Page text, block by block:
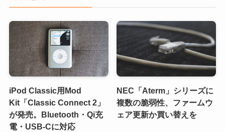
iPod Classic用Mod
Kit「Classic Connect 2」
が発売。Bluetooth・Qi充
電・USB-Cに対応
NEC「Aterm」シリーズに
複数の脆弱性、ファームウ
ェア更新か買い替えを